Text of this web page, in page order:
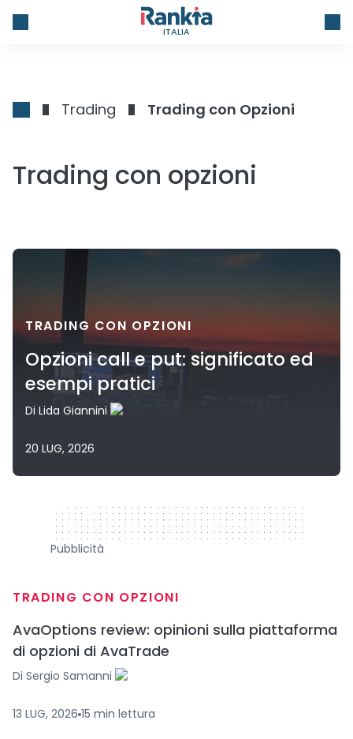
ITALIA
Trading Trading con Opzioni
Trading con opzioni
TRADING CON OPZIONI
Opzioni call e put: significato ed
esempi pratici
Di Lida Giannini
20 LUG, 2026
320 x 50
Pubblicità
TRADING CON OPZIONI
AvaOptions review: opinioni sulla piattaforma
di opzioni di AvaTrade
Di Sergio Samanni
13 LUG, 2026 15 min lettura